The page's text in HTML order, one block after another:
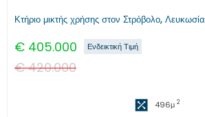
Κτήριο μικτής χρήσης στον Στρόβολο, Λευκωσία
€ 405.000 Ενδεικτική Τιμή
€420.000
496μ 2